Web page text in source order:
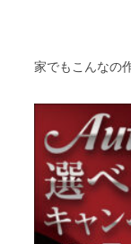
家でもこんなの